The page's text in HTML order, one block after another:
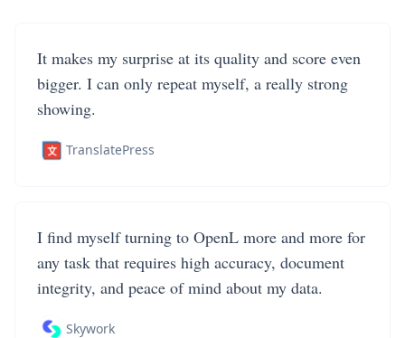
It makes my surprise at its quality and score even
bigger. I can only repeat myself, a really strong
showing.
TranslatePress
I find myself turning to OpenL more and more for
any task that requires high accuracy, document
integrity, and peace of mind about my data.
Skywork